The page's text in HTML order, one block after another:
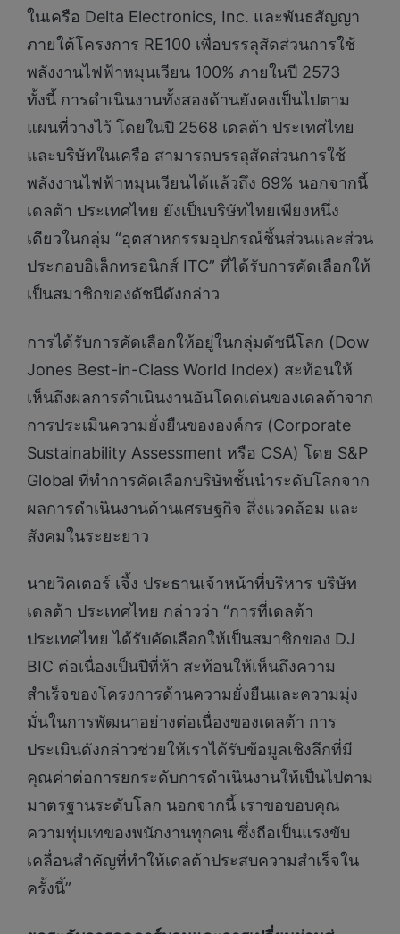
ในเครือ Delta Electronics, Inc. และพันธสัญญา
ภายใต้โครงการ RE100 เพื่อบรรลุสัดส่วนการใช้
พลังงานไฟฟ้าหมุนเวียน 100% ภายในปี 2573
ทั้งนี้ การดำเนินงานทั้งสองด้านยังคงเป็นไปตาม
แผนที่วางไว้ โดยในปี 2568 เดลต้า ประเทศไทย
และบริษัทในเครือ สามารถบรรลุสัดส่วนการใช้
พลังงานไฟฟ้าหมุนเวียนได้แล้วถึง 69% นอกจากนี้
เดลต้า ประเทศไทย ยังเป็นบริษัทไทยเพียงหนึ่ง
เดียวในกลุ่ม “อุตสาหกรรมอุปกรณ์ชิ้นส่วนและส่วน
ประกอบอิเล็กทรอนิกส์ ITC” ที่ได้รับการคัดเลือกให้
เป็นสมาชิกของดัชนีดังกล่าว
การได้รับการคัดเลือกให้อยู่ในกลุ่มดัชนีโลก (Dow
Jones Best-in-Class World Index) สะท้อนให้
เห็นถึงผลการดำเนินงานอันโดดเด่นของเดลต้าจาก
การประเมินความยั่งยืนขององค์กร (Corporate
Sustainability Assessment หรือ CSA) โดย S&P
Global ที่ทำการคัดเลือกบริษัทชั้นนำระดับโลกจาก
ผลการดำเนินงานด้านเศรษฐกิจ สิ่งแวดล้อม และ
สังคมในระยะยาว
นายวิคเตอร์ เจิ้ง ประธานเจ้าหน้าที่บริหาร บริษัท
เดลต้า ประเทศไทย กล่าวว่า “การที่เดลต้า
ประเทศไทย ได้รับคัดเลือกให้เป็นสมาชิกของ DJ
BIC ต่อเนื่องเป็นปีที่ห้า สะท้อนให้เห็นถึงความ
สำเร็จของโครงการด้านความยั่งยืนและความมุ่ง
มั่นในการพัฒนาอย่างต่อเนื่องของเดลต้า การ
ประเมินดังกล่าวช่วยให้เราได้รับข้อมูลเชิงลึกที่มี
คุณค่าต่อการยกระดับการดำเนินงานให้เป็นไปตาม
มาตรฐานระดับโลก นอกจากนี้ เราขอขอบคุณ
ความทุ่มเทของพนักงานทุกคน ซึ่งถือเป็นแรงขับ
เคลื่อนสำคัญที่ทำให้เดลต้าประสบความสำเร็จใน
ครั้งนี้”